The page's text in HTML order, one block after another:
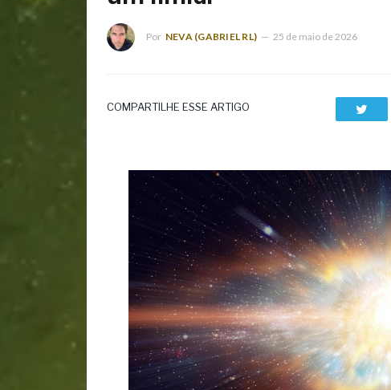
Por NEVA (GABRIEL RL) 25 de maio de 2026
COMPARTILHE ESSE ARTIGO